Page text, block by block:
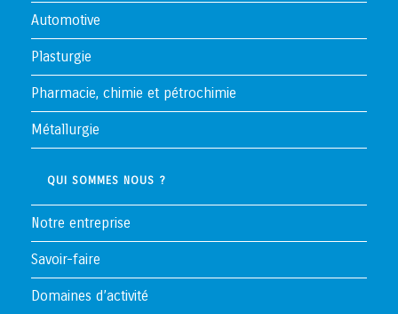
Automotive
Plasturgie
Pharmacie, chimie et pétrochimie
Métallurgie
QUI SOMMES NOUS ?
Notre entreprise
Savoir-faire
Domaines d’activité